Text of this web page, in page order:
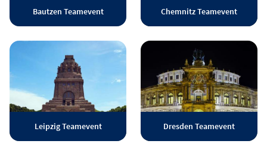
Bautzen Teamevent Chemnitz Teamevent
Leipzig Teamevent Dresden Teamevent